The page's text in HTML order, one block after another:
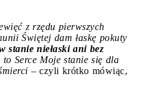
z rzędu pierwszych
Świętej dam łaskę pokuty
stanie niełaski ani bez
to Serce Moje stanie się dla
– czyli krótko mówiąc,